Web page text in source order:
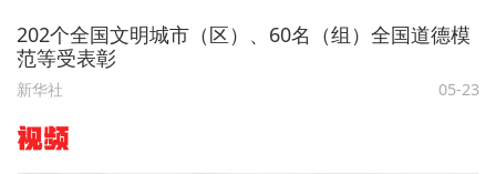
202个全国文明城市（区）、60名（组）全国道德模
范等受表彰
新华社 05-23
视频